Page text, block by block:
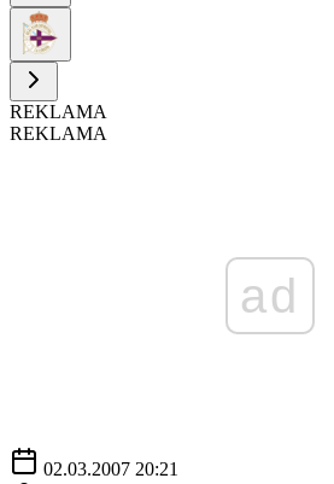
REKLAMA
REKLAMA
ad
02.03.2007 20:21